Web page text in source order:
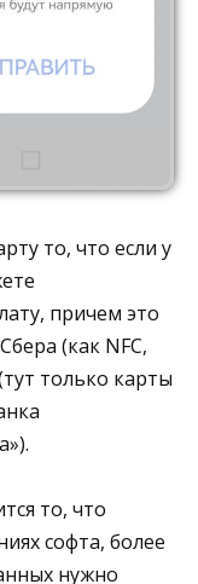
то, что если у
причем это
(как NFC,
только карты
то, что
софта, более
нужно